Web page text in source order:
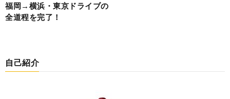
福岡→横浜・東京ドライブの
全道程を完了！
自己紹介